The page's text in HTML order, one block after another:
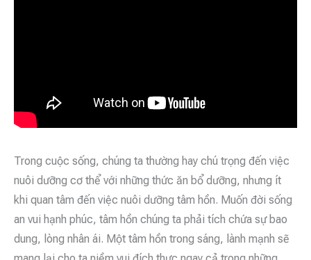
Trong cuộc sống, chúng ta thường hay chú trọng đến việc
nuôi dưỡng cơ thể với những thức ăn bổ dưỡng, nhưng ít
khi quan tâm đến việc nuôi dưỡng tâm hồn. Muốn đời sống
an vui hạnh phúc, tâm hồn chúng ta phải tích chứa sự bao
dung, lòng nhân ái. Một tâm hồn trong sáng, lành mạnh sẽ